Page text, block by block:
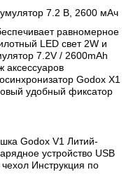
7.2 В, 2600 мАч
равномерное
LED свет 2W и
7.2V / 2600mAh
аксессуаров
Godox X1
удобный фиксатор
Godox V1 Литий-
устройство USB
Инструкция по